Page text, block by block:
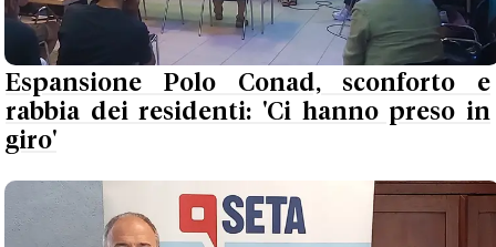
Espansione Polo Conad, sconforto e
rabbia dei residenti: 'Ci hanno preso in
giro'